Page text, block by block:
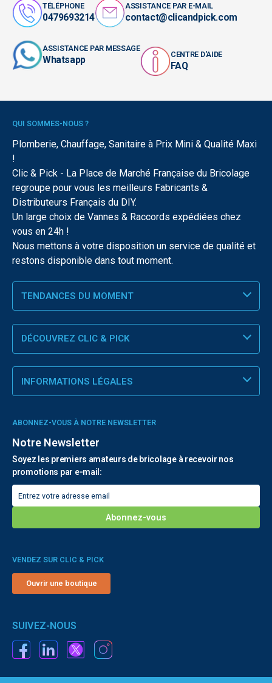
TÉLÉPHONE
0479693214
ASSISTANCE PAR E-MAIL
contact@clicandpick.com
ASSISTANCE PAR MESSAGE
Whatsapp CENTRE D'AIDE
FAQ
QUI SOMMES-NOUS ?
Plomberie, Chauffage, Sanitaire à Prix Mini & Qualité Maxi
!
Clic & Pick - La Place de Marché Française du Bricolage
regroupe pour vous les meilleurs Fabricants &
Distributeurs Français du DIY.
Un large choix de Vannes & Raccords expédiées chez
vous en 24h !
Nous mettons à votre disposition un service de qualité et
restons disponible dans tout moment.
TENDANCES DU MOMENT
DÉCOUVREZ CLIC & PICK
INFORMATIONS LÉGALES
ABONNEZ-VOUS À NOTRE NEWSLETTER
Notre Newsletter
Soyez les premiers amateurs de bricolage à recevoir nos
promotions par e-mail:
VENDEZ SUR CLIC & PICK
Ouvrir une boutique
SUIVEZ-NOUS